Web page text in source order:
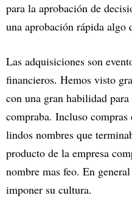
para la aprobación de
una aprobación rápida algo
Las adquisiciones son
financieros. Hemos visto
con una gran habilidad
compraba. Incluso compras
lindos nombres que
producto de la empresa
nombre mas feo. En
imponer su cultura.